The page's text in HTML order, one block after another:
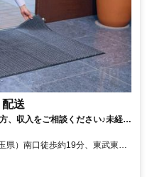
送
、収入をご相談ください♪未経験
県）南口徒歩約19分、東武東上
線 東松山西口徒歩約43分 東武
／関越自動車道「東松山」ICか